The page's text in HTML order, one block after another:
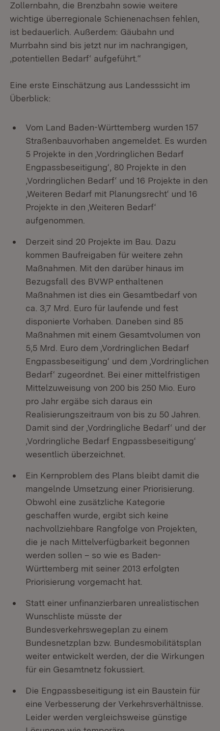
Zollernbahn, die Brenzbahn sowie weitere
wichtige überregionale Schienenachsen fehlen,
ist bedauerlich. Außerdem: Gäubahn und
Murrbahn sind bis jetzt nur im nachrangigen,
‚potentiellen Bedarf‘ aufgeführt.“
Eine erste Einschätzung aus Landesssicht im
Überblick:
Vom Land Baden-Württemberg wurden 157
Straßenbauvorhaben angemeldet. Es wurden
5 Projekte in den ‚Vordringlichen Bedarf
Engpassbeseitigung‘, 80 Projekte in den
‚Vordringlichen Bedarf‘ und 16 Projekte in den
‚Weiteren Bedarf mit Planungsrecht‘ und 16
Projekte in den ‚Weiteren Bedarf‘
aufgenommen.
Derzeit sind 20 Projekte im Bau. Dazu
kommen Baufreigaben für weitere zehn
Maßnahmen. Mit den darüber hinaus im
Bezugsfall des BVWP enthaltenen
Maßnahmen ist dies ein Gesamtbedarf von
ca. 3,7 Mrd. Euro für laufende und fest
disponierte Vorhaben. Daneben sind 85
Maßnahmen mit einem Gesamtvolumen von
5,5 Mrd. Euro dem ‚Vordringlichen Bedarf
Engpassbeseitigung‘ und dem ‚Vordringlichen
Bedarf‘ zugeordnet. Bei einer mittelfristigen
Mittelzuweisung von 200 bis 250 Mio. Euro
pro Jahr ergäbe sich daraus ein
Realisierungszeitraum von bis zu 50 Jahren.
Damit sind der ‚Vordringliche Bedarf‘ und der
‚Vordringliche Bedarf Engpassbeseitigung‘
wesentlich überzeichnet.
Ein Kernproblem des Plans bleibt damit die
mangelnde Umsetzung einer Priorisierung.
Obwohl eine zusätzliche Kategorie
geschaffen wurde, ergibt sich keine
nachvollziehbare Rangfolge von Projekten,
die je nach Mittelverfügbarkeit begonnen
werden sollen – so wie es Baden-
Württemberg mit seiner 2013 erfolgten
Priorisierung vorgemacht hat.
Statt einer unfinanzierbaren unrealistischen
Wunschliste müsste der
Bundesverkehrswegeplan zu einem
Bundesnetzplan bzw. Bundesmobilitätsplan
weiter entwickelt werden, der die Wirkungen
für ein Gesamtnetz fokussiert.
Die Engpassbeseitigung ist ein Baustein für
eine Verbesserung der Verkehrsverhältnisse.
Leider werden vergleichsweise günstige